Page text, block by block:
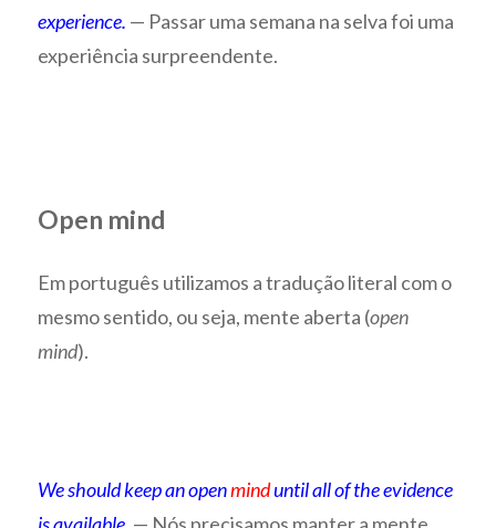
experience. — Passar uma semana na selva foi uma
experiência surpreendente.
Open mind
Em português utilizamos a tradução literal com o
mesmo sentido, ou seja, mente aberta (open
mind).
We should keep an openminduntil all of the evidence